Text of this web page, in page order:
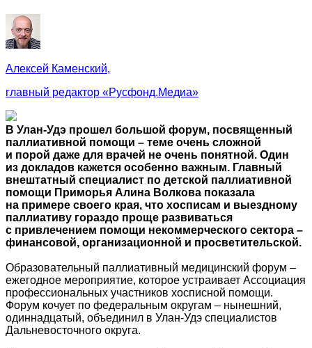
Алексей Каменский,
главный редактор «Русфонд.Медиа»
В Улан-Удэ прошел большой форум, посвященный
паллиативной помощи – теме очень сложной
и порой даже для врачей не очень понятной. Один
из докладов кажется особенно важным. Главный
внештатный специалист по детской паллиативной
помощи Приморья Алина Волкова показала
на примере своего края, что хосписам и выездному
паллиативу гораздо проще развиваться
с привлечением помощи некоммерческого сектора –
финансовой, организационной и просветительской.
Образовательный паллиативный медицинский форум –
ежегодное мероприятие, которое устраивает Ассоциация
профессиональных участников хосписной помощи.
Форум кочует по федеральным округам – нынешний,
одиннадцатый, объединил в Улан-Удэ специалистов
Дальневосточного округа.